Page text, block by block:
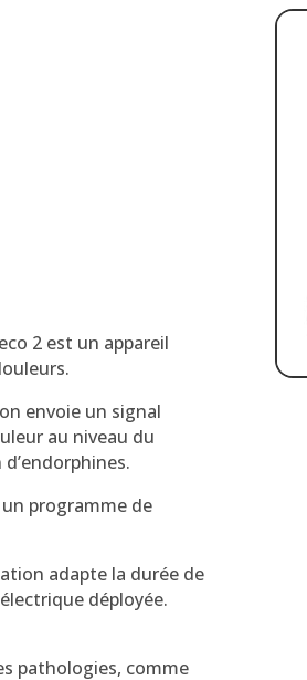
2 est un appareil
envoie un signal
au niveau du
programme de
adapte la durée de
déployée.
pathologies, comme